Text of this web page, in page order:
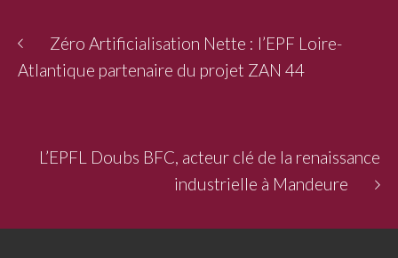
Zéro Artificialisation Nette : l’EPF Loire-
Atlantique partenaire du projet ZAN 44
L’EPFL Doubs BFC, acteur clé de la renaissance
industrielle à Mandeure